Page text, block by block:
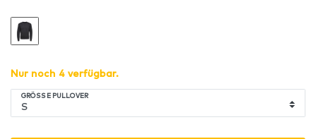
Nur noch 4 verfügbar.
GRÖSSE PULLOVER